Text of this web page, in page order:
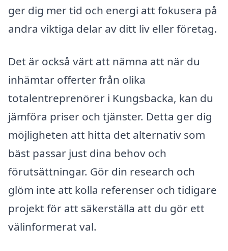
ger dig mer tid och energi att fokusera på
andra viktiga delar av ditt liv eller företag.
Det är också värt att nämna att när du
inhämtar offerter från olika
totalentreprenörer i Kungsbacka, kan du
jämföra priser och tjänster. Detta ger dig
möjligheten att hitta det alternativ som
bäst passar just dina behov och
förutsättningar. Gör din research och
glöm inte att kolla referenser och tidigare
projekt för att säkerställa att du gör ett
välinformerat val.